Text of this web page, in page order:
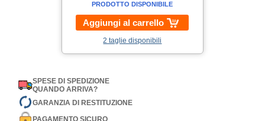
PRODOTTO DISPONIBILE
Aggiungi al carrello
2 taglie disponibili
SPESE DI SPEDIZIONE
QUANDO ARRIVA?
GARANZIA DI RESTITUZIONE
PAGAMENTO SICURO